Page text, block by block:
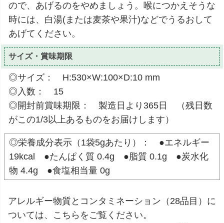
ので、あげるのをやめましょう。喉につかえそうな
時には、白湯(または麦茶や果汁)などでうるおして
あげてください。
サイズ・賞味期限
◎サイズ： H:530×W:100×D:10 mm
◎入数： 15
◎開封前賞味期限： 製造日より365日 （残日数
がこの1/3以上あるものをお届けします）
◎栄養成分表示（1袋5gあたり）： ●エネルギー
19kcal ●たんぱく質 0.4g ●脂質 0.1g ●炭水化
物 4.4g ●食塩相当量 0g
アレルギー物質とコンタミネーション（28品目）に
ついては、こちらをご覧ください。